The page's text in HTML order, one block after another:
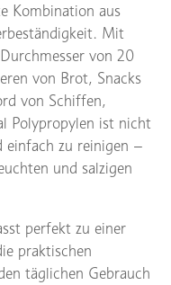
Kombination aus
Mit
von 20
von Brot, Snacks
von Schiffen,
Polypropylen ist nicht
einfach zu reinigen –
und salzigen
perfekt zu einer
praktischen
täglichen Gebrauch